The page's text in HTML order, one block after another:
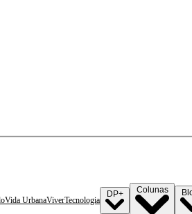
Vida UrbanaViverTecnologia
DP+ Colunas